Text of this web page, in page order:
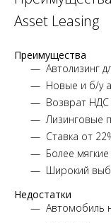
Asset Leasing
Преимущества
Автолизинг
Новые и б/у
Возврат НДС
Лизинговые
Ставка от
Более
Широкий
Недостатки
Автомобиль